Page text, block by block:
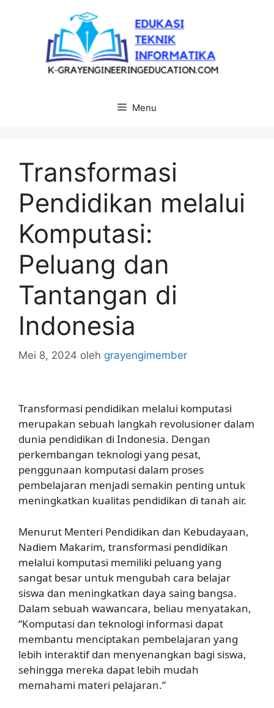
Menu
Transformasi
Pendidikan melalui
Komputasi:
Peluang dan
Tantangan di
Indonesia
Mei 8, 2024 oleh grayengimember
Transformasi pendidikan melalui komputasi
merupakan sebuah langkah revolusioner dalam
dunia pendidikan di Indonesia. Dengan
perkembangan teknologi yang pesat,
penggunaan komputasi dalam proses
pembelajaran menjadi semakin penting untuk
meningkatkan kualitas pendidikan di tanah air.
Menurut Menteri Pendidikan dan Kebudayaan,
Nadiem Makarim, transformasi pendidikan
melalui komputasi memiliki peluang yang
sangat besar untuk mengubah cara belajar
siswa dan meningkatkan daya saing bangsa.
Dalam sebuah wawancara, beliau menyatakan,
“Komputasi dan teknologi informasi dapat
membantu menciptakan pembelajaran yang
lebih interaktif dan menyenangkan bagi siswa,
sehingga mereka dapat lebih mudah
memahami materi pelajaran.”